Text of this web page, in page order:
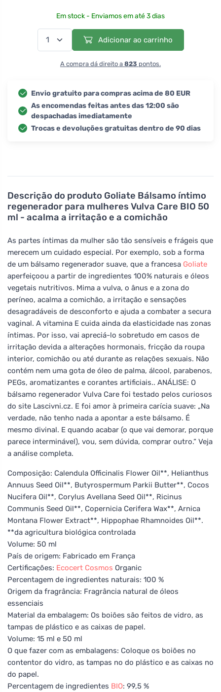
Descrição do produto Goliate Bálsamo íntimo
regenerador para mulheres Vulva Care BIO 50
ml - acalma a irritação e a comichão
As partes íntimas da mulher são tão sensíveis e frágeis que
merecem um cuidado especial. Por exemplo, sob a forma
de um bálsamo regenerador suave, que a francesa Goliate
aperfeiçoou a partir de ingredientes 100% naturais e óleos
vegetais nutritivos. Mima a vulva, o ânus e a zona do
períneo, acalma a comichão, a irritação e sensações
desagradáveis de desconforto e ajuda a combater a secura
vaginal. A vitamina E cuida ainda da elasticidade nas zonas
íntimas. Por isso, vai apreciá-lo sobretudo em casos de
irritação devida a alterações hormonais, fricção da roupa
interior, comichão ou até durante as relações sexuais. Não
contém nem uma gota de óleo de palma, álcool, parabenos,
PEGs, aromatizantes e corantes artificiais.. ANÁLISE: O
bálsamo regenerador Vulva Care foi testado pelos curiosos
do site Lascivni.cz. E foi amor à primeira carícia suave: „Na
verdade, não tenho nada a apontar a este bálsamo. É
mesmo divinal. E quando acabar (o que vai demorar, porque
parece interminável), vou, sem dúvida, comprar outro.“ Veja
a análise completa.
Composição: Calendula Officinalis Flower Oil**, Helianthus
Annuus Seed Oil**, Butyrospermum Parkii Butter**, Cocos
Nucifera Oil**, Corylus Avellana Seed Oil**, Ricinus
Communis Seed Oil**, Copernicia Cerifera Wax**, Arnica
Montana Flower Extract**, Hippophae Rhamnoides Oil**.
**da agricultura biológica controlada
Volume: 50 ml
País de origem: Fabricado em França
Certificações: Ecocert Cosmos Organic
Percentagem de ingredientes naturais: 100 %
Origem da fragrância: Fragrância natural de óleos
essenciais
Material da embalagem: Os boiões são feitos de vidro, as
tampas de plástico e as caixas de papel.
Volume: 15 ml e 50 ml
O que fazer com as embalagens: Coloque os boiões no
contentor do vidro, as tampas no do plástico e as caixas no
do papel.
Percentagem de ingredientes BIO: 99,5 %
Em stock - Enviamos em até 3 dias
Adicionar ao carrinho
A compra dá direito a 823 pontos.
Envio gratuito para compras acima de 80 EUR
As encomendas feitas antes das 12:00 são
despachadas imediatamente
Trocas e devoluções gratuitas dentro de 90 dias